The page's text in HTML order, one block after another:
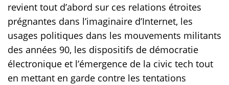
revient tout d’abord sur ces relations étroites
prégnantes dans l’imaginaire d’Internet, les
usages politiques dans les mouvements militants
des années 90, les dispositifs de démocratie
électronique et l’émergence de la civic tech tout
en mettant en garde contre les tentations